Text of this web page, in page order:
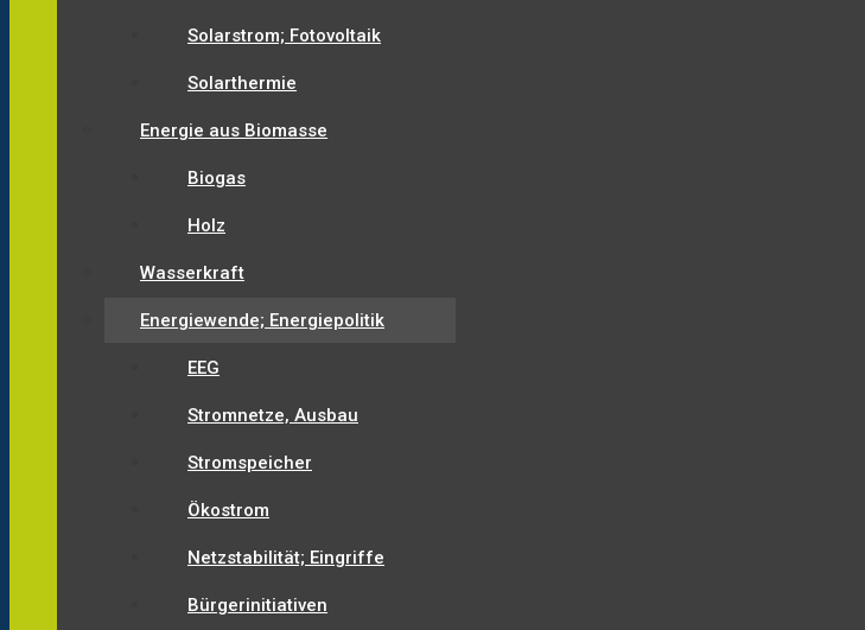
Solarstrom; Fotovoltaik
Solarthermie
Energie aus Biomasse
Biogas
Holz
Wasserkraft
Energiewende; Energiepolitik
EEG
Stromnetze, Ausbau
Stromspeicher
Ökostrom
Netzstabilität; Eingriffe
Bürgerinitiativen